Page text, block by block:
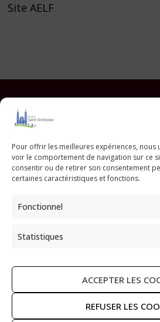
Pour offrir les meilleures expériences, nous
voir le comportement de navigation sur ce
consentir ou de retirer son consentement
certaines caractéristiques et fonctions.
Fonctionnel
Statistiques
ACCEPTER LES
REFUSER LES
Site AELF
Paroisse Saint
33 avenue Parmentier -
01 43 55